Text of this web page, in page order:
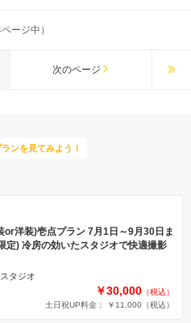
ージ中）
次のページ
ンを見てみよう！
洋装)壱点プラン 7月1日～9月30日ま
定) 冷房の効いたスタジオで快適撮影
スタジオ
￥30,000 （税込）
土日祝UP料金： ￥11,000 （税込）